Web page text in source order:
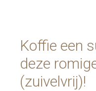
Koffie een
deze
(zuivelvrij)!